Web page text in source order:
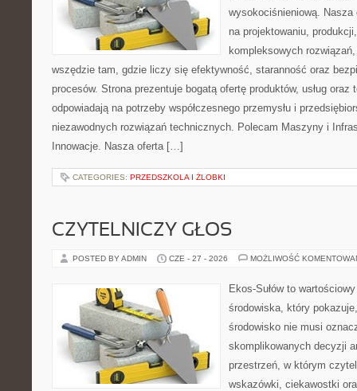
wysokociśnieniową. Nasza
na projektowaniu,
kompleksowych
wszędzie tam, gdzie liczy się efektywność, staranność oraz
procesów. Strona prezentuje bogatą ofertę produktów, usług oraz
odpowiadają na potrzeby współczesnego przemysłu i
niezawodnych rozwiązań technicznych. Polecam Maszyny i
Innowacje. Nasza oferta […]
CATEGORIES: PRZEDSZKOLA I ŻLOBKI
CZYTELNICZY GŁOS
POSTED BY ADMIN CZE - 27 - 2026 MOŻLIWOŚĆ
Ekos-Sułów to
środowiska, który
środowisko nie musi
skomplikowanych decyzji
przestrzeń, w którym
wskazówki, ciekawostki